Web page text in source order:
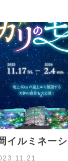
イルミネー